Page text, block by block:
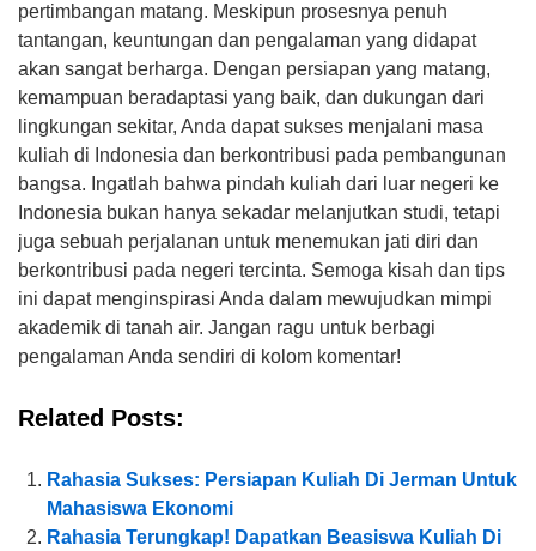
pertimbangan matang. Meskipun prosesnya penuh
tantangan, keuntungan dan pengalaman yang didapat
akan sangat berharga. Dengan persiapan yang matang,
kemampuan beradaptasi yang baik, dan dukungan dari
lingkungan sekitar, Anda dapat sukses menjalani masa
kuliah di Indonesia dan berkontribusi pada pembangunan
bangsa. Ingatlah bahwa pindah kuliah dari luar negeri ke
Indonesia bukan hanya sekadar melanjutkan studi, tetapi
juga sebuah perjalanan untuk menemukan jati diri dan
berkontribusi pada negeri tercinta. Semoga kisah dan tips
ini dapat menginspirasi Anda dalam mewujudkan mimpi
akademik di tanah air. Jangan ragu untuk berbagi
pengalaman Anda sendiri di kolom komentar!
Related Posts:
Rahasia Sukses: Persiapan Kuliah Di Jerman Untuk
Mahasiswa Ekonomi
Rahasia Terungkap! Dapatkan Beasiswa Kuliah Di